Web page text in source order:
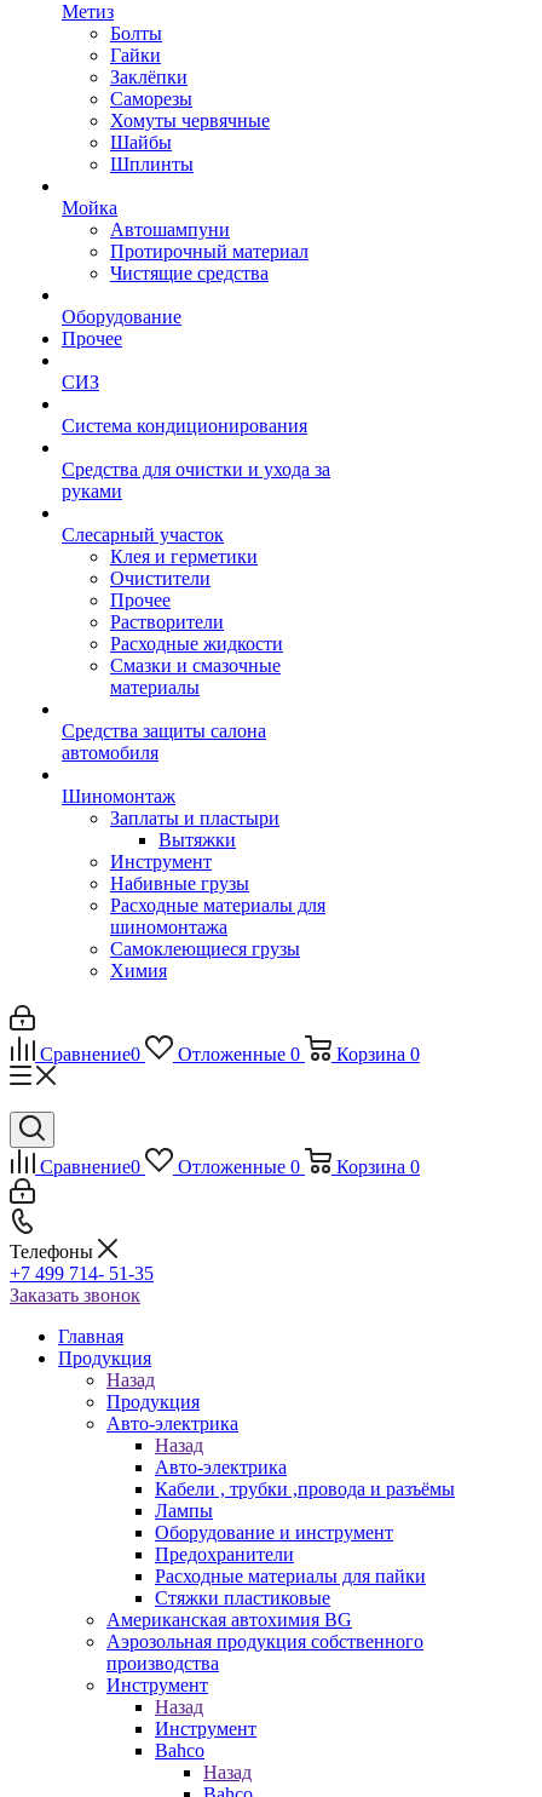
Метиз
Болты
Гайки
Заклёпки
Саморезы
Хомуты червячные
Шайбы
Шплинты
Мойка
Автошампуни
Протирочный материал
Чистящие средства
Оборудование
Прочее
СИЗ
Система кондиционирования
Средства для очистки и ухода за
руками
Слесарный участок
Клея и герметики
Очистители
Прочее
Растворители
Расходные жидкости
Смазки и смазочные
материалы
Средства защиты салона
автомобиля
Шиномонтаж
Заплаты и пластыри
Вытяжки
Инструмент
Набивные грузы
Расходные материалы для
шиномонтажа
Самоклеющиеся грузы
Химия
Сравнение0 Отложенные 0 Корзина 0
Сравнение0 Отложенные 0 Корзина 0
Телефоны
+7 499 714- 51-35
Заказать звонок
Главная
Продукция
Назад
Продукция
Авто-электрика
Назад
Авто-электрика
Кабели , трубки ,провода и разъёмы
Лампы
Оборудование и инструмент
Предохранители
Расходные материалы для пайки
Стяжки пластиковые
Американская автохимия BG
Аэрозольная продукция собственного
производства
Инструмент
Назад
Инструмент
Bahco
Назад